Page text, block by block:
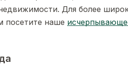
Для более
посетите наше